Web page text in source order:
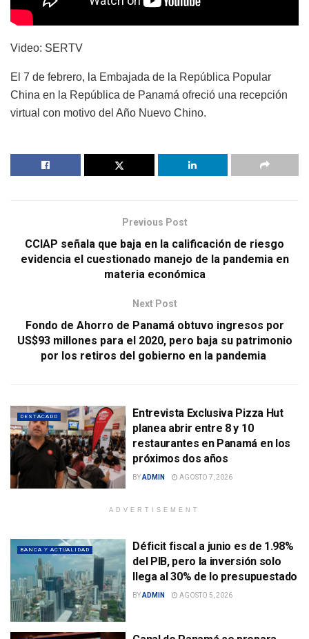
Video: SERTV
El 7 de febrero, la Embajada de la República Popular
China en la República de Panamá ofreció una recepción
virtual con motivo del Año Nuevo Chino.
Previous Post
CCIAP señala que baja en la calificación de riesgo
evidencia el cuestionado manejo de la pandemia en
materia económica
Next Post
Fondo de Ahorro de Panamá obtuvo ingresos por
US$93 millones para el 2020, pero baja su patrimonio
por los retiros del gobierno en la pandemia
DESTACADO
Entrevista Exclusiva Pizza Hut
planea abrir entre 8 y 10
restaurantes en Panamá en los
próximos dos años
BYADMIN AGOSTO 7, 2026
ADVERTISEMENT
BANCA Y ACTUALIDAD
Déficit fiscal a junio es de 1.98%
del PIB, pero la inversión solo
llega al 30% de lo presupuestado
BYADMIN AGOSTO 5, 2026